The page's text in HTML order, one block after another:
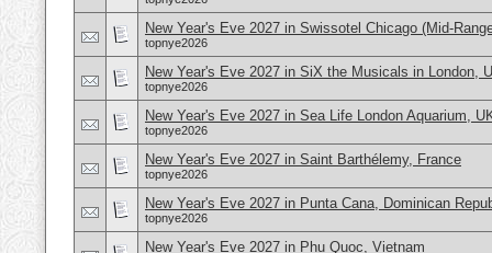
New Year's Eve 2027 in Swissotel Chicago (Mid-
topnye2026
New Year's Eve 2027 in SiX the Musicals in London,
topnye2026
New Year's Eve 2027 in Sea Life London Aquarium,
topnye2026
New Year's Eve 2027 in Saint Barthélemy, France
topnye2026
New Year's Eve 2027 in Punta Cana, Dominican
topnye2026
New Year's Eve 2027 in Phu Quoc, Vietnam